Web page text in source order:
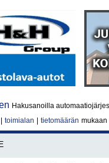
Hakusanoilla
toimialan tietomäärän mukaan